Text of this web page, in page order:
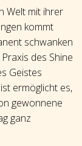
Welt mit ihrer
kommt
schwanken
des Shine
Geistes
ermöglicht es,
gewonnene
ganz